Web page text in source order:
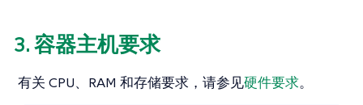
3. 容器主机要求
有关 CPU、RAM 和存储要求，请参见硬件要求。